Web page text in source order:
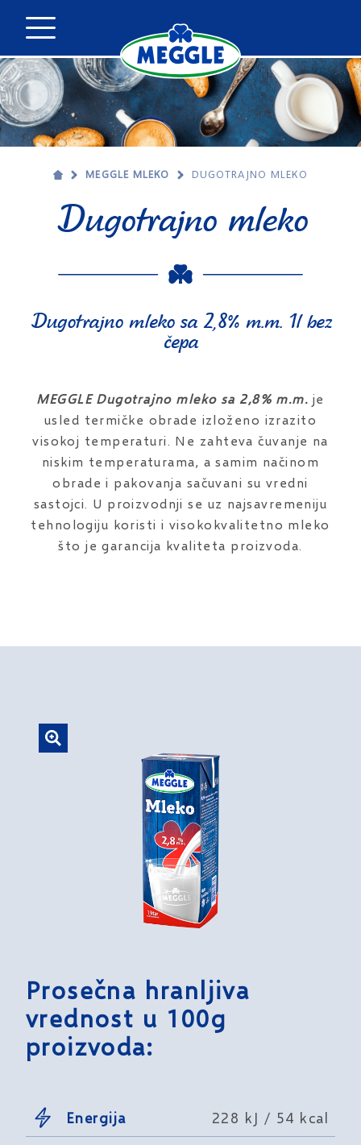
MEGGLE MLEKO DUGOTRAJNO MLEKO
Dugotrajno mleko
Dugotrajno mleko sa 2,8% m.m. 1l bez
čepa
MEGGLE Dugotrajno mleko sa 2,8% m.m. je
usled termičke obrade izloženo izrazito
visokoj temperaturi. Ne zahteva čuvanje na
niskim temperaturama, a samim načinom
obrade i pakovanja sačuvani su vredni
sastojci. U proizvodnji se uz najsavremeniju
tehnologiju koristi i visokokvalitetno mleko
što je garancija kvaliteta proizvoda.
Prosečna hranljiva
vrednost u 100g
proizvoda:
Energija 228 kJ / 54 kcal